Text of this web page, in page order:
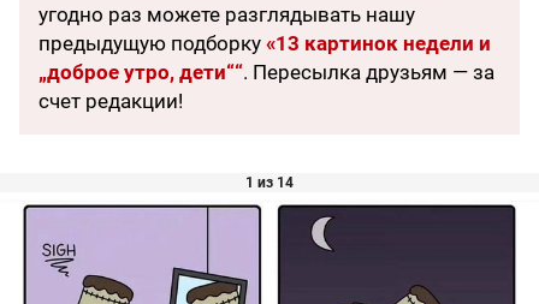
угодно раз можете разглядывать нашу
предыдущую подборку «13 картинок недели и
„доброе утро, дети““. Пересылка друзьям — за
счет редакции!
1 из 14